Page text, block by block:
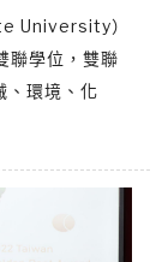
University）
聯學位，雙聯
、環境、化